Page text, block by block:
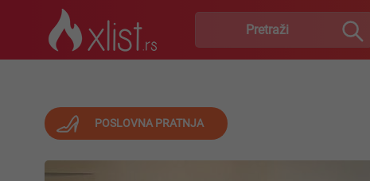
POSLOVNA PRATNJA